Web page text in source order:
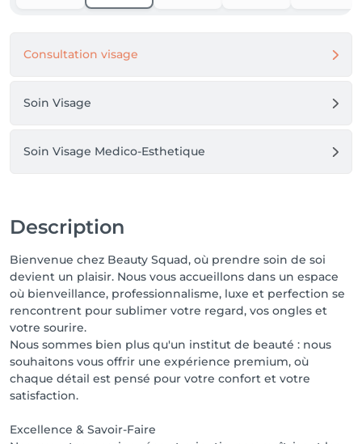
Consultation visage
Soin Visage
Soin Visage Medico-Esthetique
Description
Bienvenue chez Beauty Squad, où prendre soin de soi
devient un plaisir. Nous vous accueillons dans un espace
où bienveillance, professionnalisme, luxe et perfection se
rencontrent pour sublimer votre regard, vos ongles et
votre sourire.
Nous sommes bien plus qu'un institut de beauté : nous
souhaitons vous offrir une expérience premium, où
chaque détail est pensé pour votre confort et votre
satisfaction.
Excellence & Savoir-Faire